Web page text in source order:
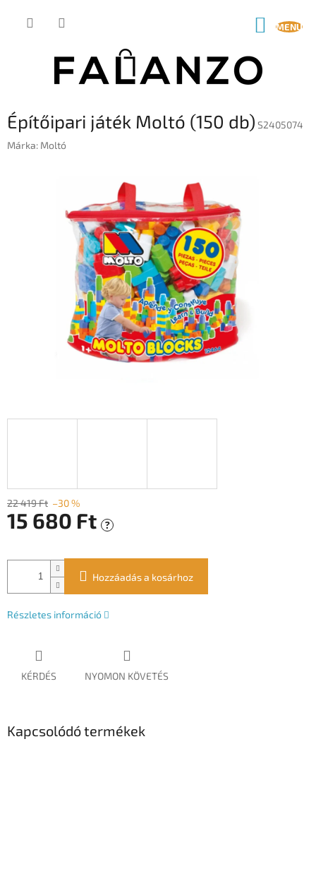
KOSÁR
Építőipari játék Moltó (150 db) S2405074
Márka: Moltó
22 419 Ft –30 %
15 680 Ft ?
Hozzáadás a kosárhoz
Részletes információ
KÉRDÉS NYOMON KÖVETÉS
Kapcsolódó termékek